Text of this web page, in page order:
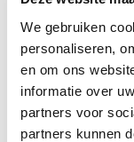
We gebruiken
personaliseren,
en om ons
informatie over
partners voor
partners kunnen
Geluiden maken de
rinkelende
draaiorgel of het
kunnen naast
vaak beklaagde
ringtones van
vroeger in de stad